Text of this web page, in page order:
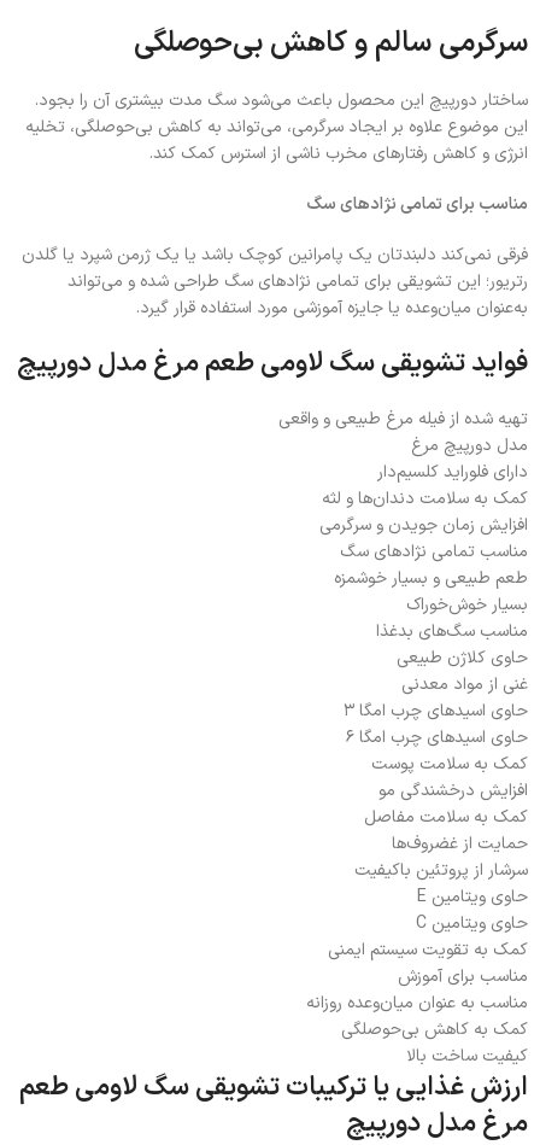
سرگرمی سالم و کاهش بی‌حوصلگی
ساختار دورپیچ این محصول باعث می‌شود سگ مدت بیشتری آن را بجود.
این موضوع علاوه بر ایجاد سرگرمی، می‌تواند به کاهش بی‌حوصلگی، تخلیه
انرژی و کاهش رفتارهای مخرب ناشی از استرس کمک کند.
مناسب برای تمامی نژادهای سگ
فرقی نمی‌کند دلبندتان یک پامرانین کوچک باشد یا یک ژرمن شپرد یا گلدن
رتریور؛ این تشویقی برای تمامی نژادهای سگ طراحی شده و می‌تواند
به‌عنوان میان‌وعده یا جایزه آموزشی مورد استفاده قرار گیرد.
فواید تشویقی سگ لاومی طعم مرغ مدل دورپیچ
تهیه شده از فیله مرغ طبیعی و واقعی
مدل دورپیچ مرغ
دارای فلوراید کلسیم‌دار
کمک به سلامت دندان‌ها و لثه
افزایش زمان جویدن و سرگرمی
مناسب تمامی نژادهای سگ
طعم طبیعی و بسیار خوشمزه
بسیار خوش‌خوراک
مناسب سگ‌های بدغذا
حاوی کلاژن طبیعی
غنی از مواد معدنی
حاوی اسیدهای چرب امگا ۳
حاوی اسیدهای چرب امگا ۶
کمک به سلامت پوست
افزایش درخشندگی مو
کمک به سلامت مفاصل
حمایت از غضروف‌ها
سرشار از پروتئین باکیفیت
حاوی ویتامین E
حاوی ویتامین C
کمک به تقویت سیستم ایمنی
مناسب برای آموزش
مناسب به عنوان میان‌وعده روزانه
کمک به کاهش بی‌حوصلگی
کیفیت ساخت بالا
ارزش غذایی یا ترکیبات تشویقی سگ لاومی طعم
مرغ مدل دورپیچ